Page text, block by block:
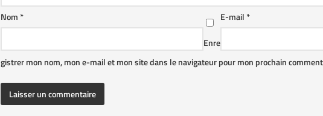
E-mail*
Nom*
Enre
gistrer mon nom, mon e-mail et mon site dans le navigateur pour mon prochain